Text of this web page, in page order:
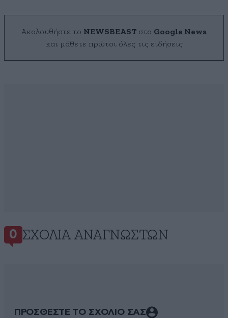
Ακολουθήστε το NEWSBEAST στο Google News
και μάθετε πρώτοι όλες τις ειδήσεις
0 ΣΧΌΛΙΑ ΑΝΑΓΝΩΣΤΏΝ
ΠΡΟΣΘΕΣΤΕ ΤΟ ΣΧΟΛΙΟ ΣΑΣ